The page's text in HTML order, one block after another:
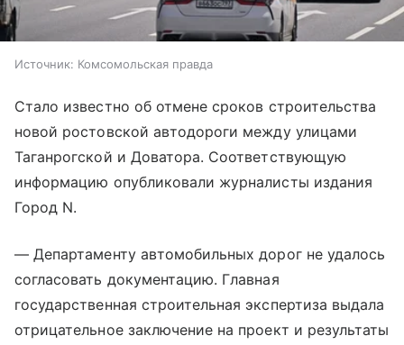
Источник: Комсомольская правда
Стало известно об отмене сроков строительства
новой ростовской автодороги между улицами
Таганрогской и Доватора. Соответствующую
информацию опубликовали журналисты издания
Город N.
— Департаменту автомобильных дорог не удалось
согласовать документацию. Главная
государственная строительная экспертиза выдала
отрицательное заключение на проект и результаты